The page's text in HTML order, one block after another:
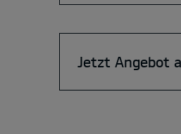
Jetzt Angebot